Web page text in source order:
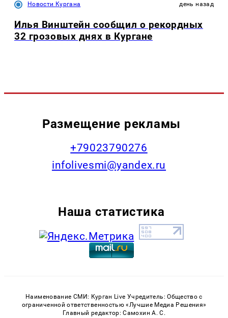
Новости Кургана день назад
Илья Винштейн сообщил о рекордных
32 грозовых днях в Кургане
Размещение рекламы
+79023790276
infolivesmi@yandex.ru
Наша статистика
Наименование СМИ: Курган Live Учредитель: Общество с
ограниченной ответственностью «Лучшие Медиа Решения»
Главный редактор: Самохин А. С.